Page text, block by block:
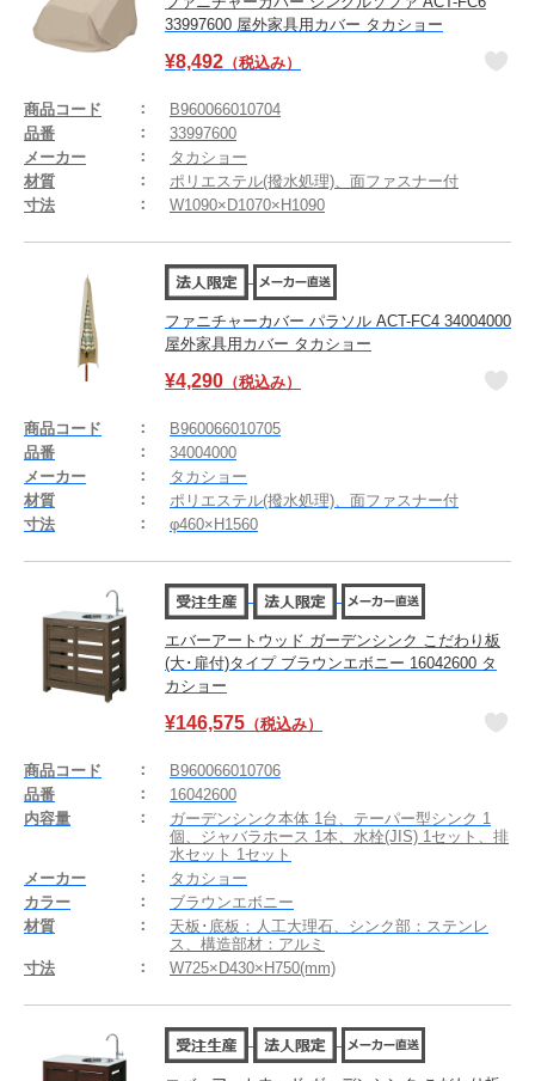
33997600 屋外家具用カバー タカショー
¥8,492 （税込み）
商品コード
B960066010704
品番
33997600
メーカー
タカショー
材質
ポリエステル(撥水処理)、面ファスナー付
寸法
W1090×D1070×H1090
ファニチャーカバー パラソル ACT-FC4 34004000
屋外家具用カバー タカショー
¥4,290 （税込み）
商品コード
B960066010705
品番
34004000
メーカー
タカショー
材質
ポリエステル(撥水処理)、面ファスナー付
寸法
φ460×H1560
エバーアートウッド ガーデンシンク こだわり板
(大･扉付)タイプ ブラウンエボニー 16042600 タ
カショー
¥146,575 （税込み）
商品コード
B960066010706
品番
16042600
内容量
ガーデンシンク本体 1台、テーパー型シンク 1
個、ジャバラホース 1本、水栓(JIS) 1セット、排
水セット 1セット
メーカー
タカショー
カラー
ブラウンエボニー
材質
天板･底板：人工大理石、シンク部：ステンレ
ス、構造部材：アルミ
寸法
W725×D430×H750(mm)